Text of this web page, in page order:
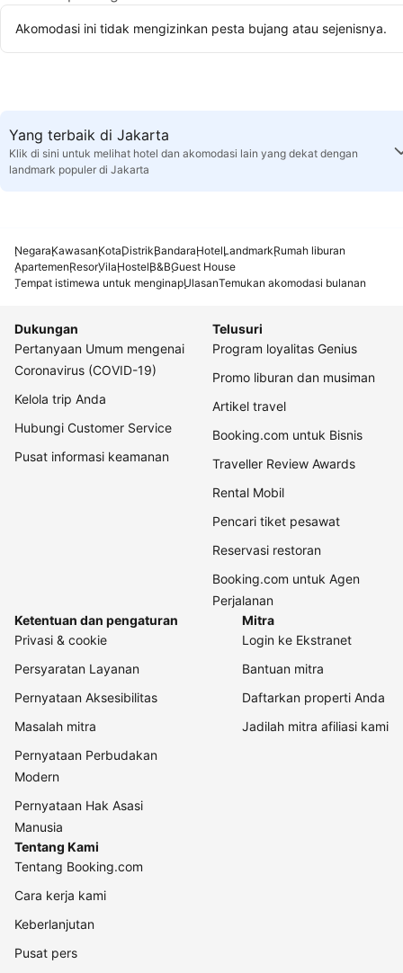
Akomodasi ini tidak mengizinkan pesta bujang atau sejenisnya.
Yang terbaik di Jakarta
Klik di sini untuk melihat hotel dan akomodasi lain yang dekat dengan
landmark populer di Jakarta
NegaraKawasanKotaDistrikBandaraHotelLandmarkRumah liburan
ApartemenResorVilaHostelB&BGuest House
Tempat istimewa untuk menginapUlasanTemukan akomodasi bulanan
Dukungan
Pertanyaan Umum mengenai
Coronavirus (COVID-19)
Kelola trip Anda
Hubungi Customer Service
Pusat informasi keamanan
Telusuri
Program loyalitas Genius
Promo liburan dan musiman
Artikel travel
Booking.com untuk Bisnis
Traveller Review Awards
Rental Mobil
Pencari tiket pesawat
Reservasi restoran
Booking.com untuk Agen
Perjalanan
Ketentuan dan pengaturan
Privasi & cookie
Persyaratan Layanan
Pernyataan Aksesibilitas
Masalah mitra
Pernyataan Perbudakan
Modern
Pernyataan Hak Asasi
Manusia
Mitra
Login ke Ekstranet
Bantuan mitra
Daftarkan properti Anda
Jadilah mitra afiliasi kami
Tentang Kami
Tentang Booking.com
Cara kerja kami
Keberlanjutan
Pusat pers